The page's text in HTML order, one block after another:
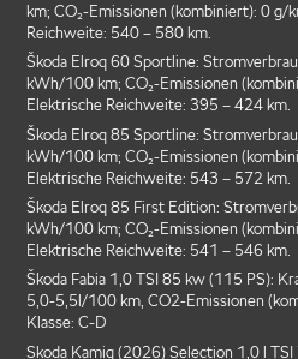
km; CO₂-Emissionen (kombiniert): 0 g/
Reichweite: 540 – 580 km.
Škoda Elroq 60 Sportline:
kWh/100 km; CO₂-Emissionen
Elektrische Reichweite: 395 – 424 km.
Škoda Elroq 85 Sportline:
kWh/100 km; CO₂-Emissionen
Elektrische Reichweite: 543 – 572 km.
Škoda Elroq 85 First Edition:
kWh/100 km; CO₂-Emissionen
Elektrische Reichweite: 541 – 546 km.
Škoda Fabia 1,0 TSI 85 kw (115 PS):
5,0-5,5l/100 km, CO2-Emissionen
Klasse: C-D
Skoda Kamiq (2026) Selection 1,0 l